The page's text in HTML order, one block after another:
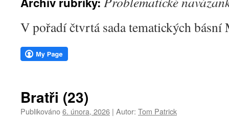
webu
V pořadí čtvrtá sada tematických básní
Bratři (23)
Publikováno6. února, 2026 | Autor: Tom Patrick